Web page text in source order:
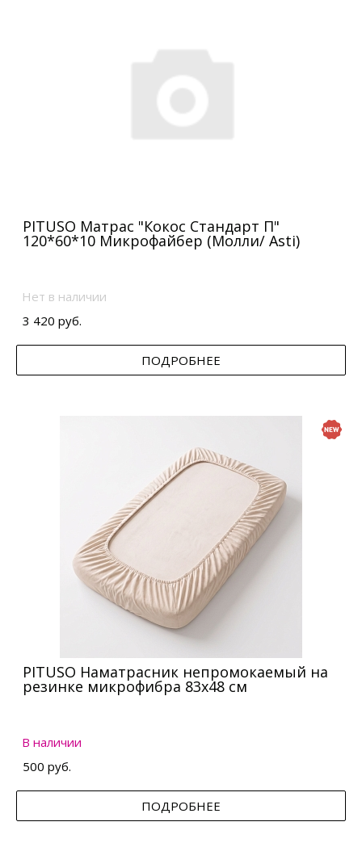
PITUSO Матрас "Кокос Стандарт П"
120*60*10 Микрофайбер (Молли/ Asti)
Нет в наличии
3 420 руб.
ПОДРОБНЕЕ
PITUSO Наматрасник непромокаемый на
резинке микрофибра 83х48 см
В наличии
500 руб.
ПОДРОБНЕЕ